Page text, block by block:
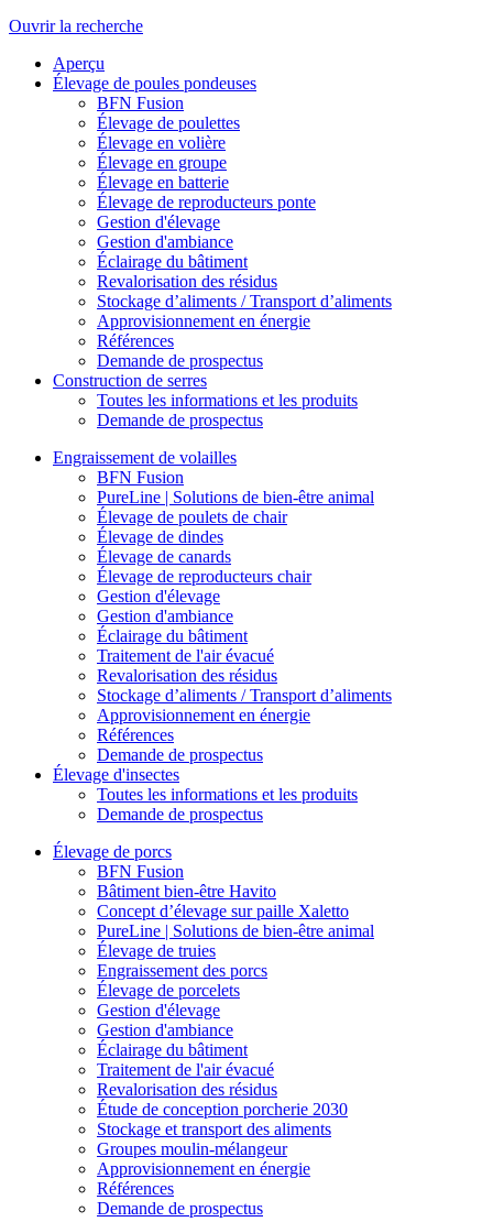
Ouvrir la recherche
Aperçu
Élevage de poules pondeuses
BFN Fusion
Élevage de poulettes
Élevage en volière
Élevage en groupe
Élevage en batterie
Élevage de reproducteurs ponte
Gestion d'élevage
Gestion d'ambiance
Éclairage du bâtiment
Revalorisation des résidus
Stockage d’aliments / Transport d’aliments
Approvisionnement en énergie
Références
Demande de prospectus
Construction de serres
Toutes les informations et les produits
Demande de prospectus
Engraissement de volailles
BFN Fusion
PureLine | Solutions de bien-être animal
Élevage de poulets de chair
Élevage de dindes
Élevage de canards
Élevage de reproducteurs chair
Gestion d'élevage
Gestion d'ambiance
Éclairage du bâtiment
Traitement de l'air évacué
Revalorisation des résidus
Stockage d’aliments / Transport d’aliments
Approvisionnement en énergie
Références
Demande de prospectus
Élevage d'insectes
Toutes les informations et les produits
Demande de prospectus
Élevage de porcs
BFN Fusion
Bâtiment bien-être Havito
Concept d’élevage sur paille Xaletto
PureLine | Solutions de bien-être animal
Élevage de truies
Engraissement des porcs
Élevage de porcelets
Gestion d'élevage
Gestion d'ambiance
Éclairage du bâtiment
Traitement de l'air évacué
Revalorisation des résidus
Étude de conception porcherie 2030
Stockage et transport des aliments
Groupes moulin-mélangeur
Approvisionnement en énergie
Références
Demande de prospectus